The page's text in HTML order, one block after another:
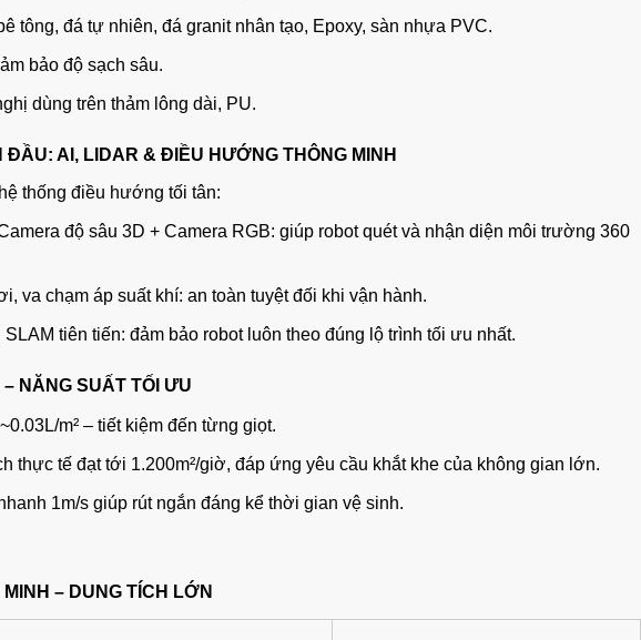
tông, đá tự nhiên, đá granit nhân tạo, Epoxy, sàn nhựa PVC.
bảo độ sạch sâu.
dùng trên thảm lông dài, PU.
ĐẦU: AI, LIDAR & ĐIỀU HƯỚNG THÔNG MINH
thống điều hướng tối tân:
độ sâu 3D + Camera RGB: giúp robot quét và nhận diện môi trường 360
va chạm áp suất khí: an toàn tuyệt đối khi vận hành.
tiên tiến: đảm bảo robot luôn theo đúng lộ trình tối ưu nhất.
NĂNG SUẤT TỐI ƯU
m² – tiết kiệm đến từng giọt.
thực tế đạt tới 1.200m²/giờ, đáp ứng yêu cầu khắt khe của không gian lớn.
1m/s giúp rút ngắn đáng kể thời gian vệ sinh.
– DUNG TÍCH LỚN